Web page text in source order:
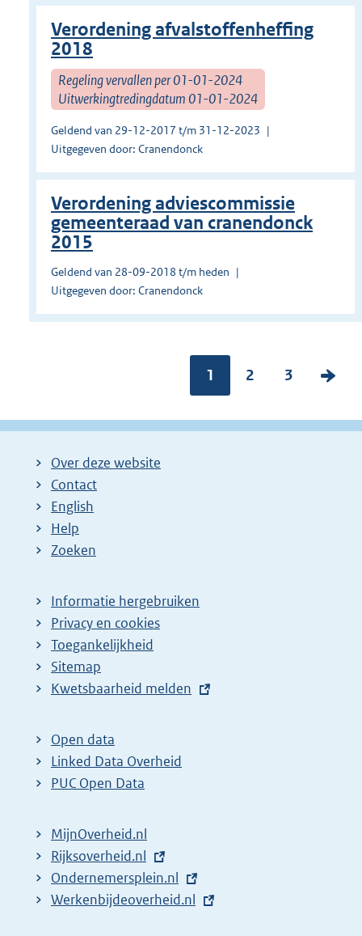
Verordening afvalstoffenheffing
2018
Regeling vervallen per 01-01-2024
Uitwerkingtredingdatum 01-01-2024
Geldend van 29-12-2017 t/m 31-12-2023
Uitgegeven door: Cranendonck
Verordening adviescommissie
gemeenteraad van cranendonck
2015
Geldend van 28-09-2018 t/m heden
Uitgegeven door: Cranendonck
Pagina:
1
P
g
2
P
g
3
V
l
Over deze website
Contact
English
Help
Zoeken
Informatie hergebruiken
Privacy en cookies
Toegankelijkheid
Sitemap
E
t
e
r
l
i
n
k
Kwetsbaarheid melden
Open data
Linked Data Overheid
PUC Open Data
MijnOverheid.nl
E
x
t
Rijksoverheid.nl
E
x
Ondernemersplein.nl
E
Werkenbijdeoverheid.nl